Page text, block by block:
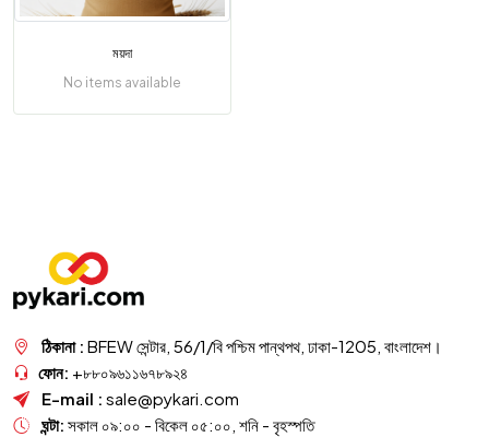
ময়দা
No items available
ঠিকানা : BFEW সেন্টার, 56/1/বি পশ্চিম পান্থপথ, ঢাকা-1205, বাংলাদেশ।
ফোন: +৮৮০৯৬১১৬৭৮৯২৪
E-mail : sale@pykari.com
ঘন্টা: সকাল ০৯:০০ - বিকেল ০৫:০০, শনি - বৃহস্পতি